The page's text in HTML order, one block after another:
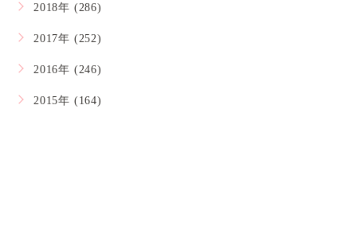
2018年 (286)
2017年 (252)
2016年 (246)
2015年 (164)